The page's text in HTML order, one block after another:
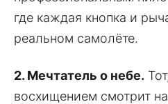
где каждая кнопка и
реальном самолёте.
2. Мечтатель о небе.
восхищением смотрит